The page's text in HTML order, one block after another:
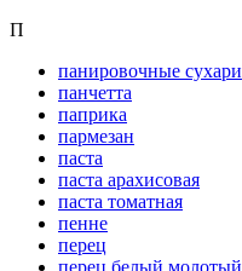
П
панировочные сухари
панчетта
паприка
пармезан
паста
паста арахисовая
паста томатная
пенне
перец
перец белый молотый